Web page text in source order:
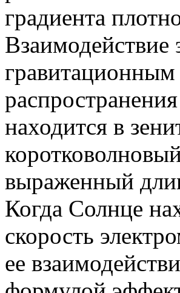
градиента
Взаимодействие
находится в
выраженный
Когда Солнце
скорость
ее